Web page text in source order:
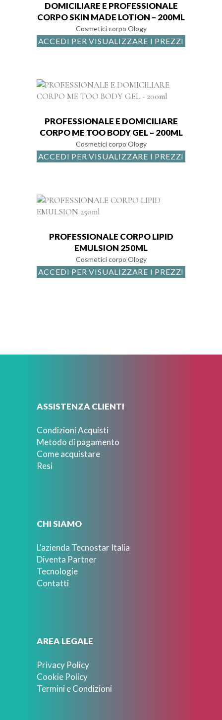
DOMICILIARE E PROFESSIONALE
CORPO SKIN MADE LOTION – 200ML
Cosmetici corpo Ology
ACCEDI PER VISUALIZZARE I PREZZI
PROFESSIONALE E DOMICILIARE
CORPO ME TOO BODY GEL – 200ML
Cosmetici corpo Ology
ACCEDI PER VISUALIZZARE I PREZZI
PROFESSIONALE CORPO LIPID
EMULSION 250ML
Cosmetici corpo Ology
ACCEDI PER VISUALIZZARE I PREZZI
ASSISTENZA CLIENTI
Condizioni Acquisti
Metodo di pagamento
Come acquistare
Resi
CHI SIAMO
L'azienda Tecnostar Italia
Diventa Partner
Tecnologie
Contatti
AREA LEGALE
Privacy Policy
Cookie Policy
Termini e Condizioni